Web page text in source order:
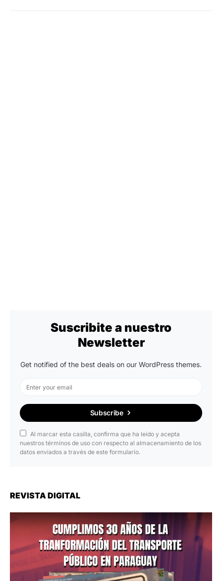
Suscribite a nuestro
Newsletter
Get notified of the best deals on our WordPress themes.
Subscribe
Al marcar esta casilla, confirma que ha leído y acepta
nuestros términos de uso con respecto al almacenamiento de los
datos enviados a través de este formulario.
REVISTA DIGITAL